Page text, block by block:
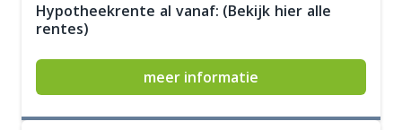
Hypotheekrente al vanaf: (Bekijk hier alle
rentes)
meer informatie